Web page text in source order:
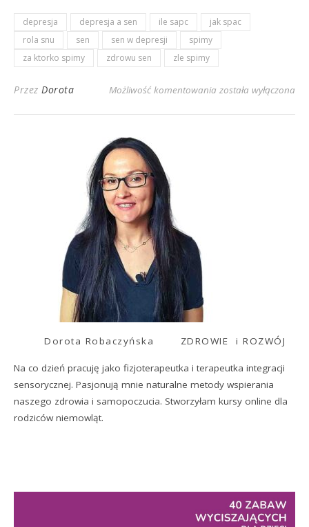
depresja depresja a sen ile sapc
jak spac
rola snu
sen sen w depresji
spimy
za ktorko spimy
zdrowu sen zle spimy
Przez Dorota Możliwość komentowania została wyłączona
Dorota Robaczyńska ZDROWIE i ROZWÓJ
Na co dzień pracuję jako fizjoterapeutka i terapeutka integracji
sensorycznej. Pasjonują mnie naturalne metody wspierania
naszego zdrowia i samopoczucia. Stworzyłam kursy online dla
rodziców niemowląt.